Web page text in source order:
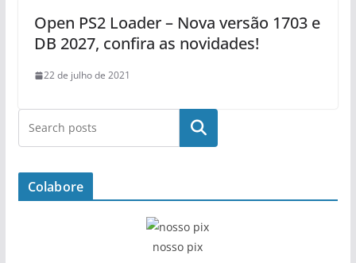
Open PS2 Loader – Nova versão 1703 e
DB 2027, confira as novidades!
22 de julho de 2021
Pesquisar
Colabore
nosso pix